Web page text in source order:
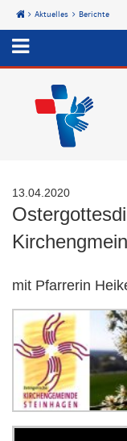
Start
Aktuelles Berichte
13.04.2020
mit Pfarrerin